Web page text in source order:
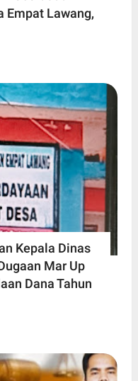
Empat Lawang,
Kepala Dinas
Mar Up
Dana Tahun